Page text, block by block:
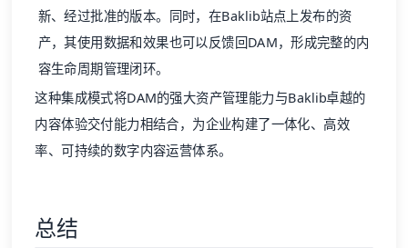
新、经过批准的版本。同时，在Baklib站点上发布的资
产，其使用数据和效果也可以反馈回DAM，形成完整的内
容生命周期管理闭环。
这种集成模式将DAM的强大资产管理能力与Baklib卓越的
内容体验交付能力相结合，为企业构建了一体化、高效
率、可持续的数字内容运营体系。
总结